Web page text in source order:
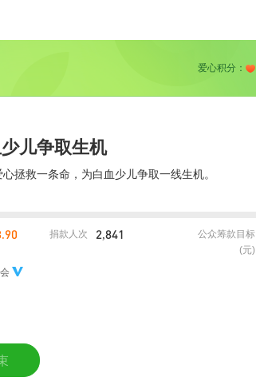
爱心积分：
儿争取生机
拯救一条命，为白血少儿争取一线生机。
捐款人次 2,841
公众筹款目标
(元)